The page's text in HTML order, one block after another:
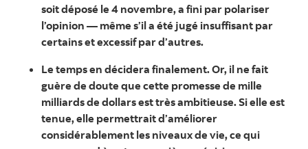
soit déposé le 4 novembre, a fini par polariser
l’opinion — même s’il a été jugé insuffisant par
certains et excessif par d’autres.
Le temps en décidera finalement. Or, il ne fait
guère de doute que cette promesse de mille
milliards de dollars est très ambitieuse. Si elle est
tenue, elle permettrait d’améliorer
considérablement les niveaux de vie, ce qui